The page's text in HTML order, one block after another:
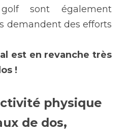
sont également
demandent des efforts
est en revanche très
!
physique
de dos,